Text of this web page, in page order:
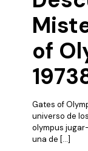
of
Gates of
universo de
olympus
una de […]